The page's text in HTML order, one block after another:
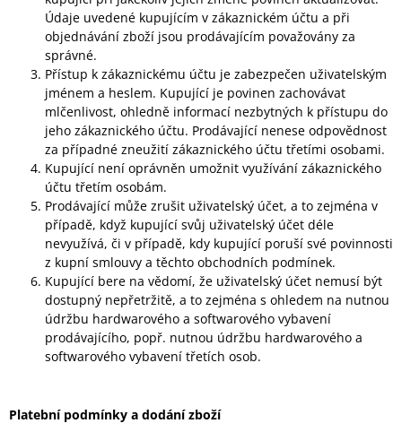
Údaje uvedené kupujícím v zákaznickém účtu a při
objednávání zboží jsou prodávajícím považovány za
správné.
Přístup k zákaznickému účtu je zabezpečen uživatelským
jménem a heslem. Kupující je povinen zachovávat
mlčenlivost, ohledně informací nezbytných k přístupu do
jeho zákaznického účtu. Prodávající nenese odpovědnost
za případné zneužití zákaznického účtu třetími osobami.
Kupující není oprávněn umožnit využívání zákaznického
účtu třetím osobám.
Prodávající může zrušit uživatelský účet, a to zejména v
případě, když kupující svůj uživatelský účet déle
nevyužívá, či v případě, kdy kupující poruší své povinnosti
z kupní smlouvy a těchto obchodních podmínek.
Kupující bere na vědomí, že uživatelský účet nemusí být
dostupný nepřetržitě, a to zejména s ohledem na nutnou
údržbu hardwarového a softwarového vybavení
prodávajícího, popř. nutnou údržbu hardwarového a
softwarového vybavení třetích osob.
Platební podmínky a dodání zboží